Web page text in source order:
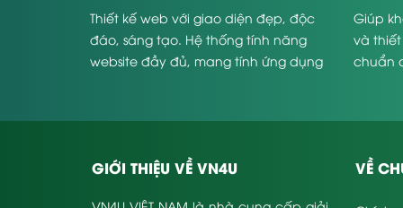
Cửa sổ chat online sẽ được tích hợp trực
này.
Tính năng đặt lịch trước sẽ không thể thiếu
Thiết kế website thẩm mỹ – spa chuẩn
nghiệm tuyệt vời nhất cho người dùng.
đa, an toàn trước nguy cơ bị tấn công của
Thiết kế web với giao diện đẹp, độc
đáo, sáng tạo. Hệ thống tính năng
website đầy đủ, mang tính ứng dụng
Giúp
và
chuẩn
GIỚI THIỆU VỀ VN4U VỀ